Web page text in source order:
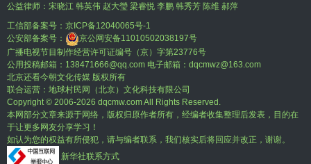
公益律师：宋晓江 韩英伟 赵大瑩 梁睿悦 李鹏 韩秀芳 陈维 郝萍
工信部备案号： 京ICP备12040065号-1
公安部备案号：
京公网安备11010502038197号
广播电视节目制作经营许可证编号（京）字第23776号
公用投稿邮箱：138471666@qq.com 电子邮箱：dqcmwz@163.com
北京还看今朝文化传媒 版权所有
联合运营：地球村民网（北京）文化科技有限公司
Copyright © 2006-2026 dqcmw.com All Rights Reserved.
本网部分文章来源于网络，版权归原作者所有，经编者收集整理后发表，目的在
于让更多网友分享学习！
如认为您的权益有所侵犯，请与编者联系，我们核实后将回应并改正，谢谢。
新华社联系方式